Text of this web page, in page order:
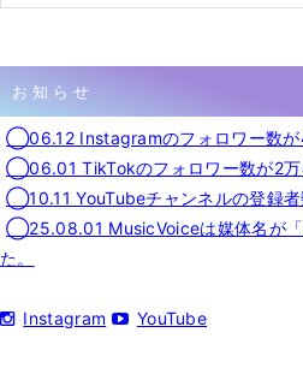
お知らせ
◯06.12 Instagramのフォロワー数が
◯06.01 TikTokのフォロワー数が2万
◯10.11 YouTubeチャンネルの登録者
◯25.08.01 MusicVoiceは媒体名が「
た。
Instagram YouTube